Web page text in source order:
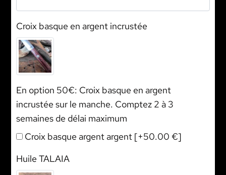
Croix basque en argent incrustée
En option 50€: Croix basque en argent
incrustée sur le manche. Comptez 2 à 3
semaines de délai maximum
Croix basque argent argent [+50.00 €]
Huile TALAIA